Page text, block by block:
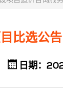
比选公告
日期：